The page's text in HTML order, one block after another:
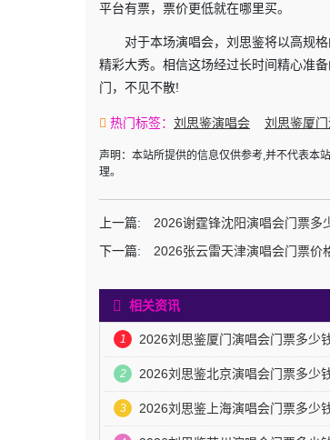
平台有票，票价更低就在哪里买。
对于本场演唱会，刘思鉴将以高规
精彩大秀。相信这场经过长时间精心准
门，不见不散!
热门标签： 刘思鉴演唱会 刘思鉴厦
声明：本站所提供的信息仅供参考,并不代表本
理。
上一篇: 2026谢霆锋沈阳演唱会门票多
下一篇: 2026张云雷天津演唱会门票价
相关资讯
1 2026刘思鉴厦门演唱会门票多少
2 2026刘思鉴北京演唱会门票多少
3 2026刘思鉴上海演唱会门票多少